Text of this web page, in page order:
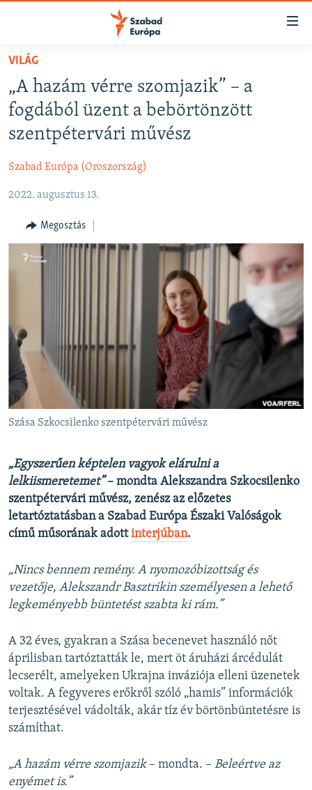
Akadálymentes
Ugrás
fő
oldalra
Ugrás
tartalomjegyzékre
NAPIRENDEN
AKTUÁLIS
PODCASTOK
ELEMZŐ
NER15
SZABADON
TÁRSADALOM
DEMOKRÁCIA
EURÓPAI UNIÓ
VILÁG
KLÍMAVÁLTOZÁS
A MÚLT TANULSÁGAI
Valamennyi RFE/RL weboldal
VILÁG
„A hazám vérre szomjazik” – a
fogdából üzent a bebörtönzött
szentpétervári művész
Szabad Európa (Oroszország)
2022. augusztus 13.
Megosztás
Szása Szkocsilenko szentpétervári művész
„Egyszerűen képtelen vagyok elárulni a
lelkiismeretemet”– mondta Alekszandra Szkocsilenko
szentpétervári művész, zenész az előzetes
letartóztatásban a Szabad Európa Északi Valóságok
című műsorának adottinterjúban.
„Nincs bennem remény. A nyomozóbizottság és
vezetője, Alekszandr Basztrikin személyesen a lehető
legkeményebb büntetést szabta ki rám.”
A 32 éves, gyakran a Szása becenevet használó nőt
áprilisban tartóztatták le, mert öt áruházi árcédulát
lecserélt, amelyeken Ukrajna inváziója elleni üzenetek
voltak. A fegyveres erőkről szóló „hamis” információk
terjesztésével vádolták, akár tíz év börtönbüntetésre is
számíthat.
„A hazám vérre szomjazik– mondta. – Beleértve az
enyémet is.”
FELIRATKOZÁS
Spotify